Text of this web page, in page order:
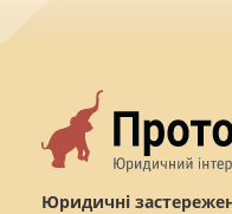
Юридичні